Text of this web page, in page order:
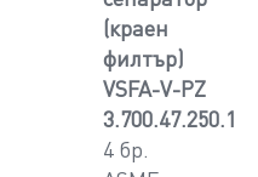
(краен
филтър)
VSFA-V-PZ
3.700.47.250.1
4 бр.